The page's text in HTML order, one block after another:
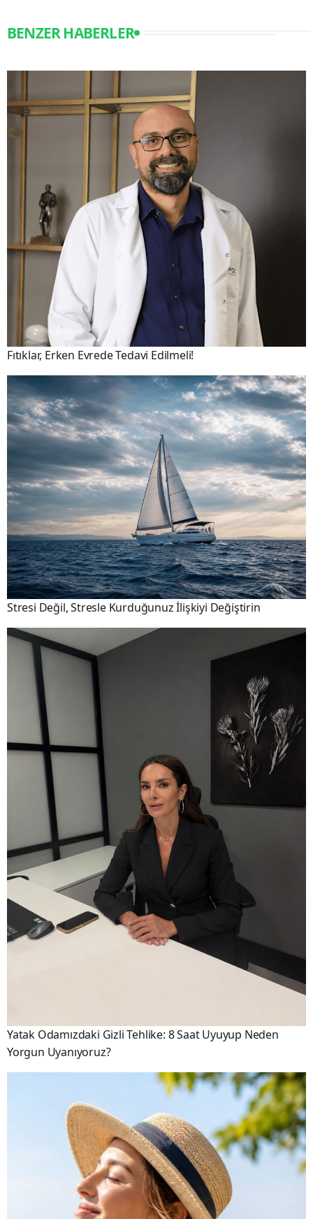
BENZER HABERLER
Fıtıklar, Erken Evrede Tedavi Edilmeli!
Stresi Değil, Stresle Kurduğunuz İlişkiyi Değiştirin
Yatak Odamızdaki Gizli Tehlike: 8 Saat Uyuyup Neden
Yorgun Uyanıyoruz?